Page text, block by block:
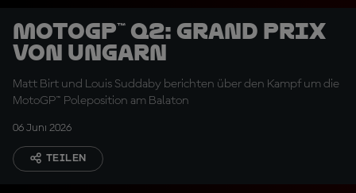
MotoGP™ Q2: Grand Prix
von Ungarn
Matt Birt und Louis Suddaby berichten über den Kampf um die
MotoGP™ Poleposition am Balaton
06 Juni 2026
TEILEN